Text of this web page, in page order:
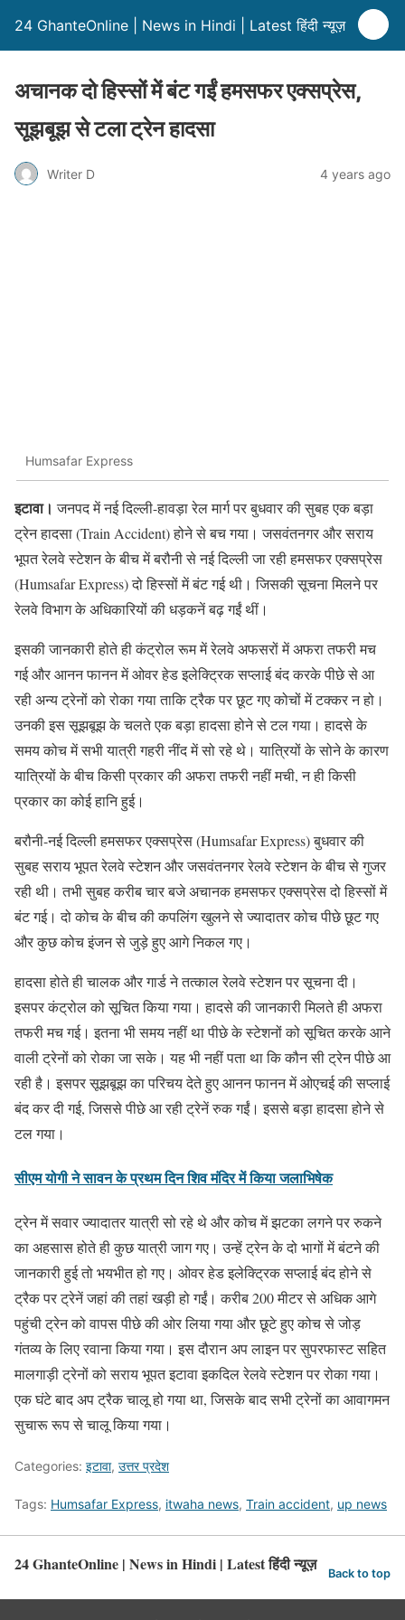
24 GhanteOnline | News in Hindi | Latest हिंदी न्यूज़
अचानक दो हिस्सों में बंट गईं हमसफर एक्सप्रेस,
सूझबूझ से टला ट्रेन हादसा
Writer D 4 years ago
Humsafar Express
इटावा। जनपद में नई दिल्ली-हावड़ा रेल मार्ग पर बुधवार की सुबह एक बड़ा
ट्रेन हादसा (Train Accident) होने से बच गया। जसवंतनगर और सराय
भूपत रेलवे स्टेशन के बीच में बरौनी से नई दिल्ली जा रही हमसफर एक्सप्रेस
(Humsafar Express) दो हिस्सों में बंट गई थी। जिसकी सूचना मिलने पर
रेलवे विभाग के अधिकारियों की धड़कनें बढ़ गईं थीं।
इसकी जानकारी होते ही कंट्रोल रूम में रेलवे अफसरों में अफरा तफरी मच
गई और आनन फानन में ओवर हेड इलेक्ट्रिक सप्लाई बंद करके पीछे से आ
रही अन्य ट्रेनों को रोका गया ताकि ट्रैक पर छूट गए कोचों में टक्कर न हो।
उनकी इस सूझबूझ के चलते एक बड़ा हादसा होने से टल गया। हादसे के
समय कोच में सभी यात्री गहरी नींद में सो रहे थे। यात्रियों के सोने के कारण
यात्रियों के बीच किसी प्रकार की अफरा तफरी नहीं मची, न ही किसी
प्रकार का कोई हानि हुई।
बरौनी-नई दिल्ली हमसफर एक्सप्रेस (Humsafar Express) बुधवार की
सुबह सराय भूपत रेलवे स्टेशन और जसवंतनगर रेलवे स्टेशन के बीच से गुजर
रही थी। तभी सुबह करीब चार बजे अचानक हमसफर एक्सप्रेस दो हिस्सों में
बंट गई। दो कोच के बीच की कपलिंग खुलने से ज्यादातर कोच पीछे छूट गए
और कुछ कोच इंजन से जुड़े हुए आगे निकल गए।
हादसा होते ही चालक और गार्ड ने तत्काल रेलवे स्टेशन पर सूचना दी।
इसपर कंट्रोल को सूचित किया गया। हादसे की जानकारी मिलते ही अफरा
तफरी मच गई। इतना भी समय नहीं था पीछे के स्टेशनों को सूचित करके आने
वाली ट्रेनों को रोका जा सके। यह भी नहीं पता था कि कौन सी ट्रेन पीछे आ
रही है। इसपर सूझबूझ का परिचय देते हुए आनन फानन में ओएचई की सप्लाई
बंद कर दी गई, जिससे पीछे आ रही ट्रेनें रुक गईं। इससे बड़ा हादसा होने से
टल गया।
सीएम योगी ने सावन के प्रथम दिन शिव मंदिर में किया जलाभिषेक
ट्रेन में सवार ज्यादातर यात्री सो रहे थे और कोच में झटका लगने पर रुकने
का अहसास होते ही कुछ यात्री जाग गए। उन्हें ट्रेन के दो भागों में बंटने की
जानकारी हुई तो भयभीत हो गए। ओवर हेड इलेक्ट्रिक सप्लाई बंद होने से
ट्रैक पर ट्रेनें जहां की तहां खड़ी हो गईं। करीब 200 मीटर से अधिक आगे
पहुंची ट्रेन को वापस पीछे की ओर लिया गया और छूटे हुए कोच से जोड़
गंतव्य के लिए रवाना किया गया। इस दौरान अप लाइन पर सुपरफास्ट सहित
मालगाड़ी ट्रेनों को सराय भूपत इटावा इकदिल रेलवे स्टेशन पर रोका गया।
एक घंटे बाद अप ट्रैक चालू हो गया था, जिसके बाद सभी ट्रेनों का आवागमन
सुचारू रूप से चालू किया गया।
Categories: इटावा, उत्तर प्रदेश
Tags: Humsafar Express, itwaha news, Train accident, up news
24 GhanteOnline | News in Hindi | Latest हिंदी न्यूज़ Back to top